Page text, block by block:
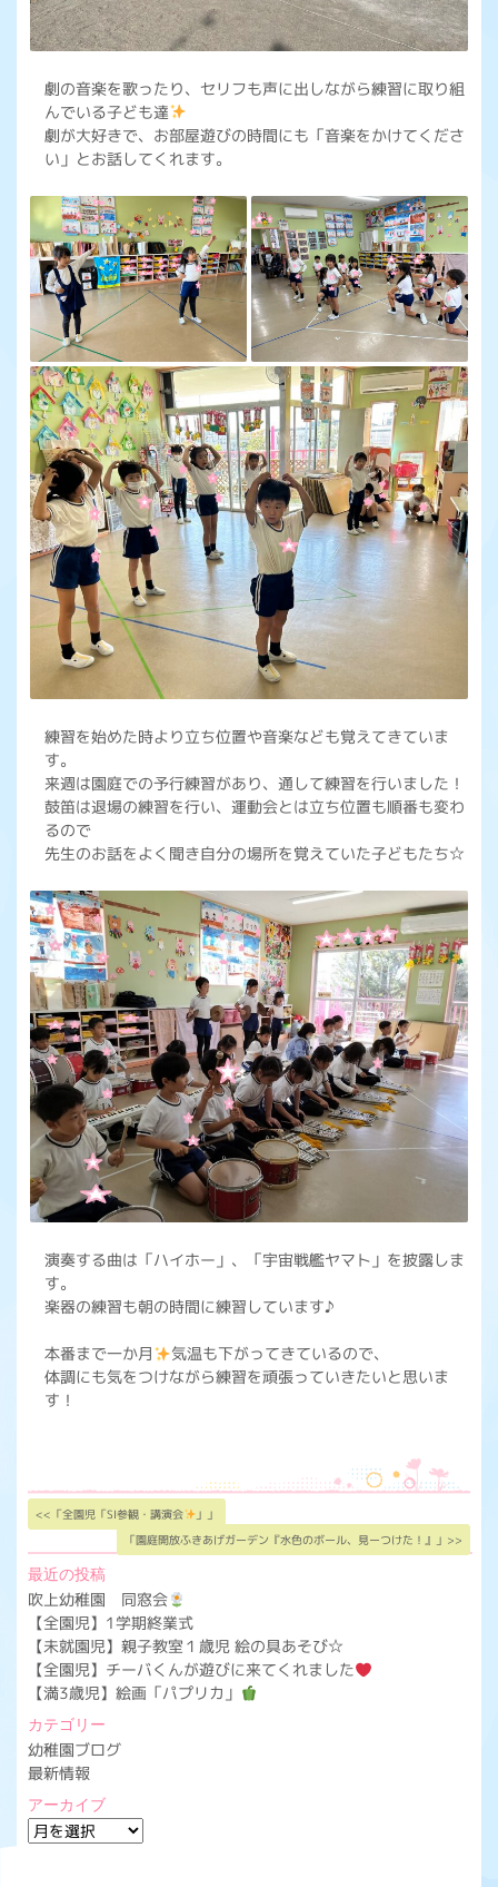
劇の音楽を歌ったり、セリフも声に出しながら練習に取り組
んでいる子ども達
劇が大好きで、お部屋遊びの時間にも「音楽をかけてくださ
い」とお話してくれます。
練習を始めた時より立ち位置や音楽なども覚えてきていま
す。
来週は園庭での予行練習があり、通して練習を行いました！
鼓笛は退場の練習を行い、運動会とは立ち位置も順番も変わ
るので
先生のお話をよく聞き自分の場所を覚えていた子どもたち☆
演奏する曲は「ハイホー」、「宇宙戦艦ヤマト」を披露しま
す。
楽器の練習も朝の時間に練習しています♪
本番まで一か月
気温も下がってきているので、
体調にも気をつけながら練習を頑張っていきたいと思いま
す！
<<「全園児「SI参観・講演会
」」
「園庭開放ふきあげガーデン『水色のボール、見ーつけた！』」>>
最近の投稿
吹上幼稚園 同窓会
【全園児】1学期終業式
【未就園児】親子教室１歳児 絵の具あそび☆
【全園児】チーバくんが遊びに来てくれました
【満3歳児】絵画「パプリカ」
カテゴリー
幼稚園ブログ
最新情報
アーカイブ
ア